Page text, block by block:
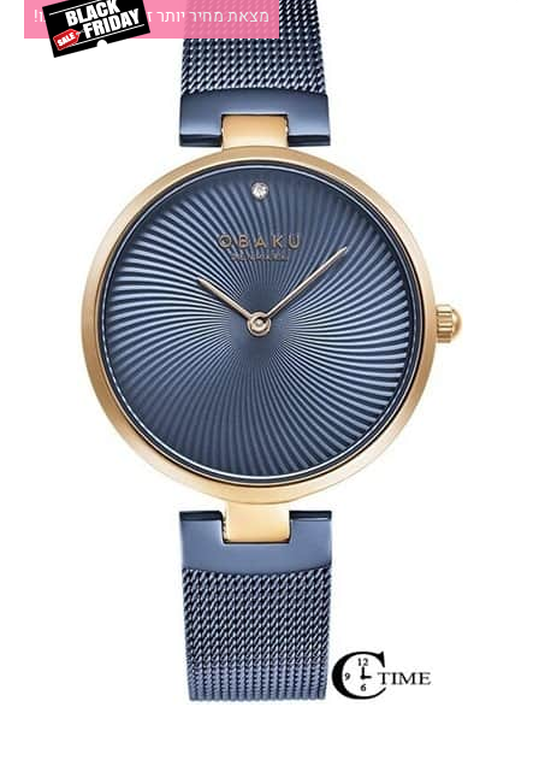
מצאת מחיר יותר זול?תקשרו אלינו!